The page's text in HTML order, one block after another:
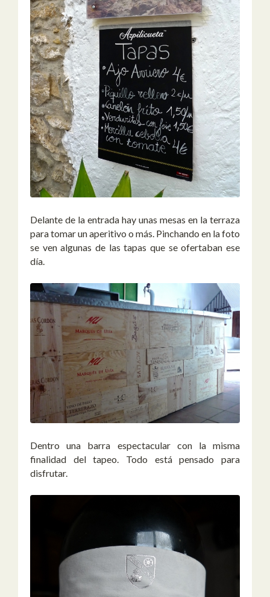
Delante de la entrada hay unas mesas en la terraza
para tomar un aperitivo o más. Pinchando en la foto
se ven algunas de las tapas que se ofertaban ese
día.
Dentro una barra espectacular con la misma
finalidad del tapeo. Todo está pensado para
disfrutar.